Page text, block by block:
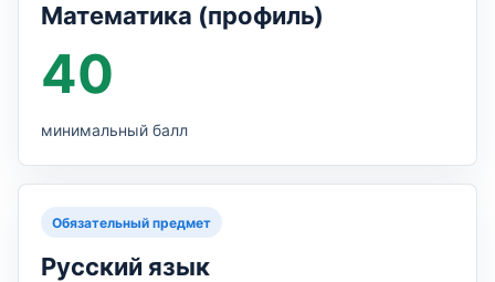
Математика (профиль)
40
минимальный балл
Обязательный предмет
Русский язык